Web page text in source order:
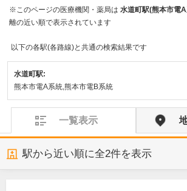
※このページの医療機関・薬局は 水道町駅(熊本市電
離の近い順で表示されています
以下の各駅(各路線)と共通の検索結果です
水道町駅:
熊本市電A系統,熊本市電B系統
一覧表示
駅から近い順に全2件を表示